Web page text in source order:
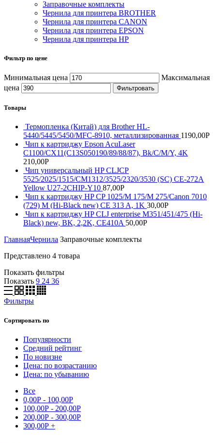
Заправочные комплекты
Чернила для принтера BROTHER
Чернила для принтера CANON
Чернила для принтера EPSON
Чернила для принтера HP
Фильтр по цене
Минимальная цена
Максимальная
цена
Фильтровать
Товары
Термопленка (Китай) для Brother HL-
5440/5445/5450/MFC-8910, металлизированная 1190,00Р
Чип к картриджу Epson AcuLaser
C1100/CX11(C13S050190/89/88/87), Bk/C/M/Y, 4K
210,00Р
Чип универсальный HP CLJCP
5525/2025/1515/CM1312/3525/2320/3530 (SC) CE-272A
Yellow U27-2CHIP-Y10 87,00Р
Чип к картриджу HP CP 1025/M 175/M 275/Canon 7010
(729) M (Hi-Black new) CE 313 A, 1K 30,00Р
Чип к картриджу HP CLJ enterprise M351/451/475 (Hi-
Black) new, BK, 2,2K, CE410A 50,00Р
ГлавнаяЧернила Заправочные комплекты
Представлено 4 товара
Показать фильтры
Показать 9 24 36
Фильтры
Сортировать по
Популярности
Средний рейтинг
По новизне
Цена: по возрастанию
Цена: по убыванию
Все
0,00Р - 100,00Р
100,00Р - 200,00Р
200,00Р - 300,00Р
300,00Р +